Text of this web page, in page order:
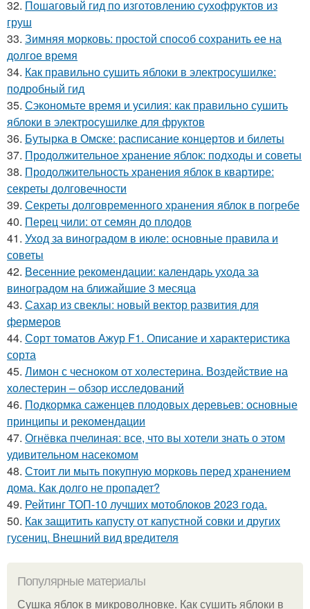
32. Пошаговый гид по изготовлению сухофруктов из
груш
33. Зимняя морковь: простой способ сохранить ее на
долгое время
34. Как правильно сушить яблоки в электросушилке:
подробный гид
35. Сэкономьте время и усилия: как правильно сушить
яблоки в электросушилке для фруктов
36. Бутырка в Омске: расписание концертов и билеты
37. Продолжительное хранение яблок: подходы и советы
38. Продолжительность хранения яблок в квартире:
секреты долговечности
39. Секреты долговременного хранения яблок в погребе
40. Перец чили: от семян до плодов
41. Уход за виноградом в июле: основные правила и
советы
42. Весенние рекомендации: календарь ухода за
виноградом на ближайшие 3 месяца
43. Сахар из свеклы: новый вектор развития для
фермеров
44. Сорт томатов Ажур F1. Описание и характеристика
сорта
45. Лимон с чесноком от холестерина. Воздействие на
холестерин – обзор исследований
46. Подкормка саженцев плодовых деревьев: основные
принципы и рекомендации
47. Огнёвка пчелиная: все, что вы хотели знать о этом
удивительном насекомом
48. Стоит ли мыть покупную морковь перед хранением
дома. Как долго не пропадет?
49. Рейтинг ТОП-10 лучших мотоблоков 2023 года.
50. Как защитить капусту от капустной совки и других
гусениц. Внешний вид вредителя
Популярные материалы
Сушка яблок в микроволновке. Как сушить яблоки в